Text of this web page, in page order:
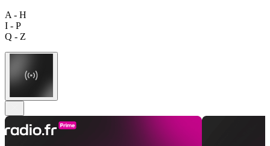
A - H
I - P
Q - Z